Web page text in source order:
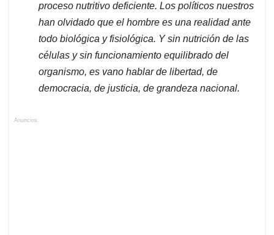
proceso nutritivo deficiente. Los políticos nuestros
han olvidado que el hombre es una realidad ante
todo biológica y fisiológica. Y sin nutrición de las
células y sin funcionamiento equilibrado del
organismo, es vano hablar de libertad, de
democracia, de justicia, de grandeza nacional.
Anuncios.